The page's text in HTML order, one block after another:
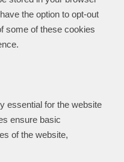
the option to opt-out
some of these cookies
essential for the website
ensure basic
of the website,